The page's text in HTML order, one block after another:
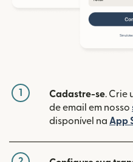
1 Cadastre-se. Crie
de email em nosso
disponível na App